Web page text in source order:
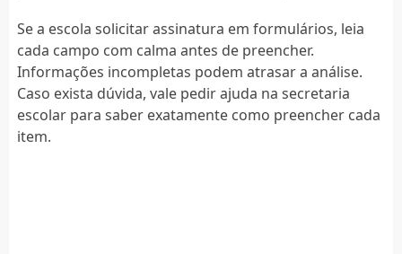
Se a escola solicitar assinatura em formulários, leia
cada campo com calma antes de preencher.
Informações incompletas podem atrasar a análise.
Caso exista dúvida, vale pedir ajuda na secretaria
escolar para saber exatamente como preencher cada
item.